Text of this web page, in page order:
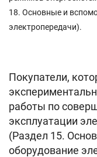
18. Основные и
электропередачи).
Покупатели,
работы по
эксплуатации
(Раздел 15.
оборудование